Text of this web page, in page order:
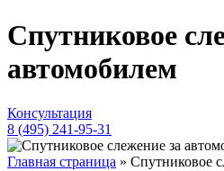
Спутниковое
автомобилем
Консультация
8 (495) 241-95-31
Главная страница » Спутниковое